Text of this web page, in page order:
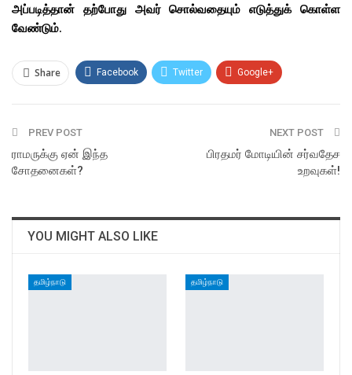
அப்படித்தான் தற்போது அவர் சொல்வதையும் எடுத்துக் கொள்ள
வேண்டும்.
Share Facebook Twitter Google+
Email
PREV POST
ராமருக்கு ஏன் இந்த
சோதனைகள்?
NEXT POST
பிரதமர் மோடியின் சர்வதேச
உறவுகள்!
YOU MIGHT ALSO LIKE
தமிழ்நாடு தமிழ்நாடு